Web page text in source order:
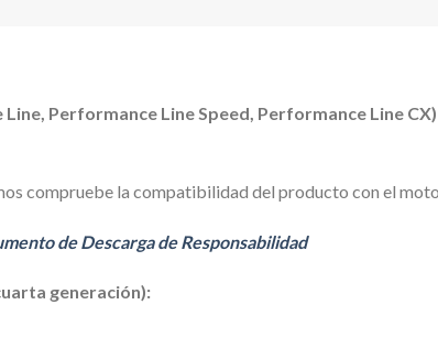
Performance Line Speed, Performance Line CX)
compruebe la compatibilidad del producto con el
de Descarga de Responsabilidad
generación):